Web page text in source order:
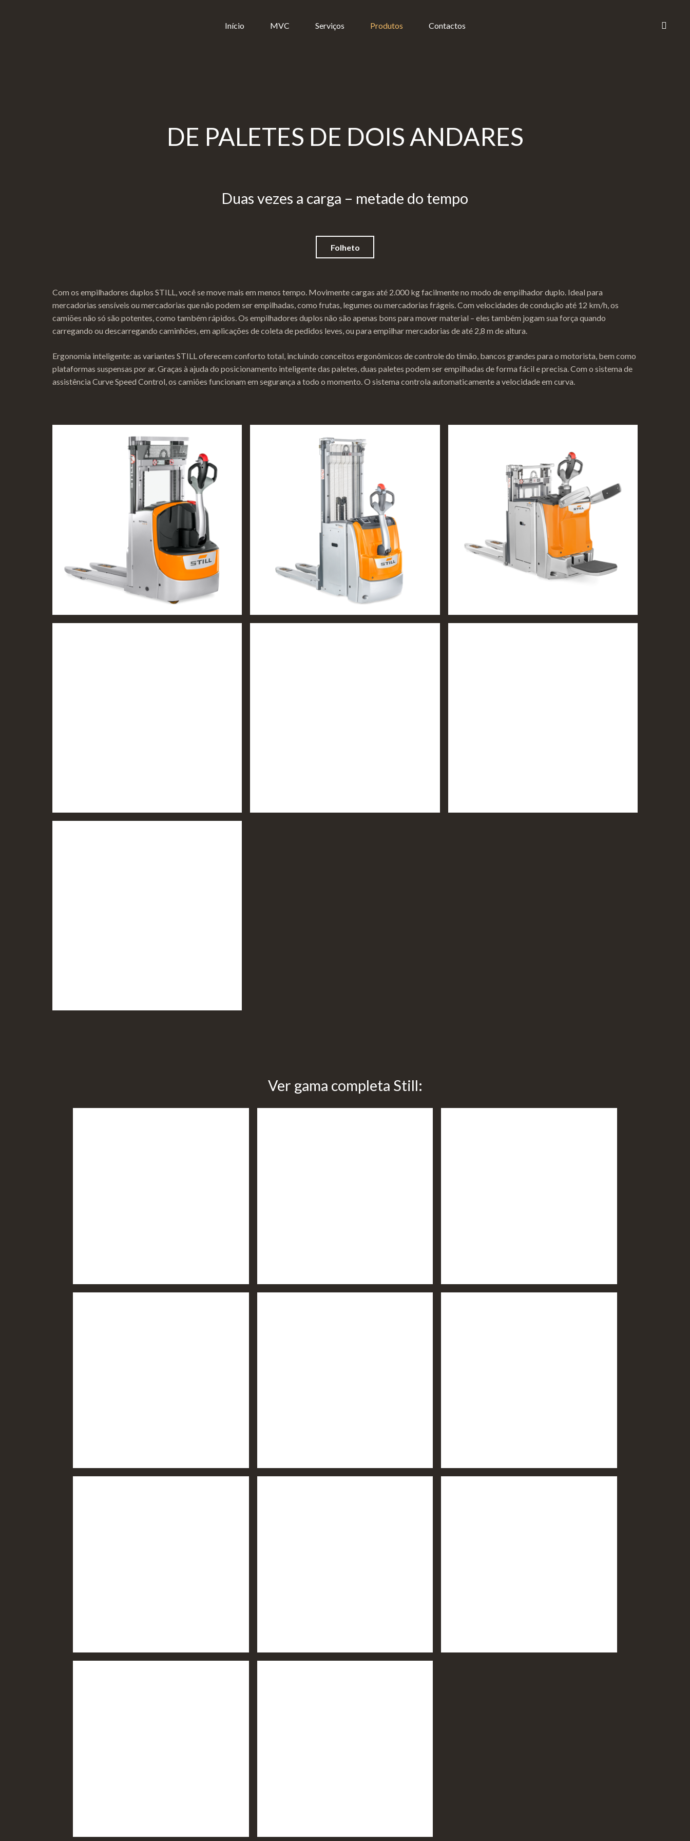
Início MVC Serviços Produtos Contactos
DE PALETES DE DOIS ANDARES
Duas vezes a carga – metade do tempo
Folheto
Com os empilhadores duplos STILL, você se move mais em menos tempo. Movimente cargas até 2.000 kg facilmente no modo de empilhador duplo. Ideal para
mercadorias sensíveis ou mercadorias que não podem ser empilhadas, como frutas, legumes ou mercadorias frágeis. Com velocidades de condução até 12 km/h, os
camiões não só são potentes, como também rápidos. Os empilhadores duplos não são apenas bons para mover material – eles também jogam sua força quando
carregando ou descarregando caminhões, em aplicações de coleta de pedidos leves, ou para empilhar mercadorias de até 2,8 m de altura.
Ergonomia inteligente: as variantes STILL oferecem conforto total, incluindo conceitos ergonômicos de controle do timão, bancos grandes para o motorista, bem como
plataformas suspensas por ar. Graças à ajuda do posicionamento inteligente das paletes, duas paletes podem ser empilhadas de forma fácil e precisa. Com o sistema de
assistência Curve Speed Control, os camiões funcionam em segurança a todo o momento. O sistema controla automaticamente a velocidade em curva.
Ver gama completa Still: